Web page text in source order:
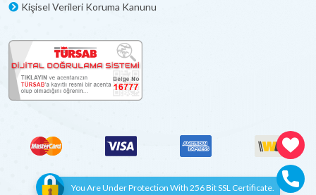
Kişisel Verileri Koruma Kanunu
You Are Under Protection With 256 Bit SSL Certificate.